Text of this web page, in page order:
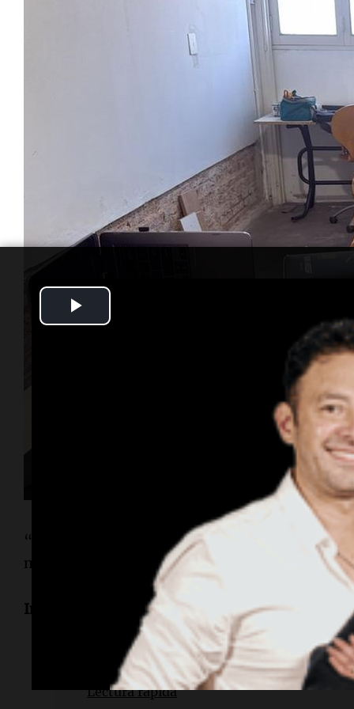
“La escuela me dio unasalida laboral rápiday
mundo usa computadoras, así que hay trabajo
Informe de Celeste Benecchi
Lectura rápida